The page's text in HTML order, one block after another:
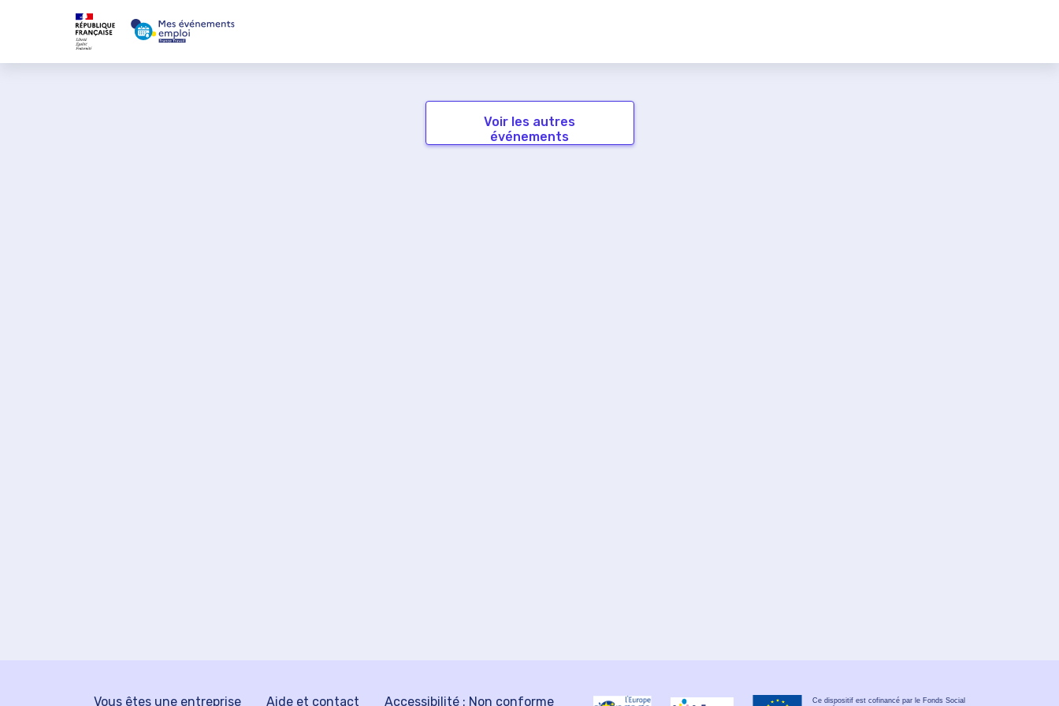
Voir les autres
événements
Vous êtes une entreprise Aide et contact Accessibilité : Non conforme
Ce dispositif est cofinancé par le Fonds Social